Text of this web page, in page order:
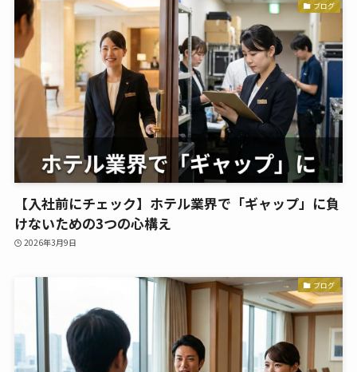
ブログ
【入社前にチェック】ホテル業界で「ギャップ」に負
けないための3つの心構え
2026年3月9日
ブログ